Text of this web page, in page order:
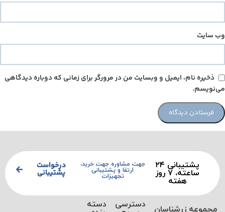
وب‌ سایت
ذخیره نام، ایمیل و وبسایت من در مرورگر برای زمانی که دوباره دیدگاهی
می‌نویسم.
پشتیبانی ۲۴
ساعته، ۷ روز
هفته
جهت مشاوره جهت خرید،
ارتقا و پشتیبانی
تجهیزات
درخواست
پشتیبانی
مجموعه زرشناسان دسترسی دسته